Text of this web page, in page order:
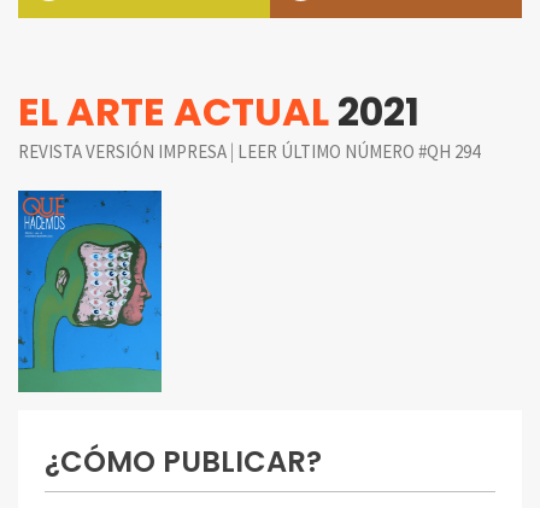
EL ARTE ACTUAL2021
REVISTA VERSIÓN IMPRESA | LEER ÚLTIMO NÚMERO #QH 294
¿CÓMO PUBLICAR?